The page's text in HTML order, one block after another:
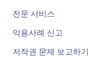
전문 서비스
악용사례 신고
저작권 문제 보고하기